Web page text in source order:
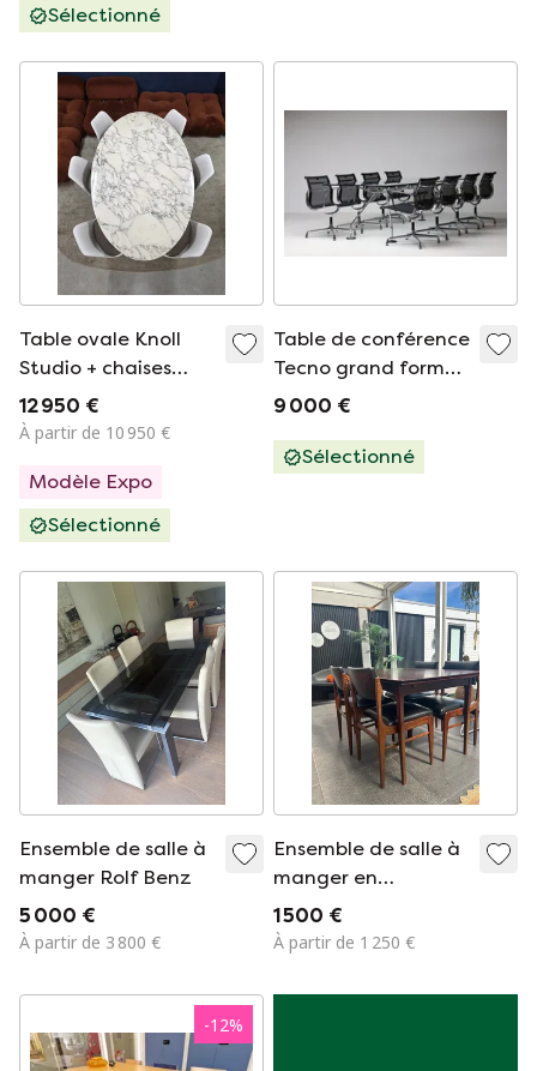
Kjærholm
Sélectionné
Table ovale Knoll
Studio + chaises
tulipe Knoll (neuves)
12 950 €
À partir de 10 950 €
Modèle Expo
Sélectionné
Table de conférence
Tecno grand format
avec 8 chaises de
pivotantes Vitra
9 000 €
Sélectionné
Ensemble de salle à
manger Rolf Benz
5 000 €
À partir de 3 800 €
Ensemble de salle à
manger en
palissandre Erik
Buch
1 500 €
À partir de 1 250 €
-12%